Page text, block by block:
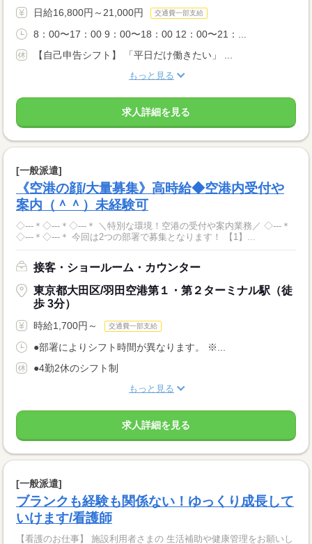
日給16,800円～21,000円 交通費一部支給
8：00〜17：00 9：00〜18：00 12：00〜21：...
【自己申告シフト】 「平日だけ働きたい」 ...
もっと見る
求人詳細を見る
[一般派遣]
《空港の顔/大量募集》高時給◆空港内受付や
案内（＾＾）未経験可
◇‐‐‐＊◇‐‐‐＊◇‐‐‐＊ ＼特別な環境！空港の受付や案内業務／ ◇‐‐‐＊
◇‐‐‐＊◇‐‐‐＊ 今回は2つの部署で募集となります！ 【1】...
接客・ショールーム・カウンター
東京都大田区/羽田空港第１・第２ターミナル駅（徒
歩 3分）
時給1,700円～ 交通費一部支給
●部署によりシフト時間が異なります。 ※...
●4勤2休のシフト制
もっと見る
求人詳細を見る
[一般派遣]
ブランクも経験も関係ない！ゆっくり成長して
いけます/看護師
【看護のお仕事】 施設利用者さまの 生活補助や健康管理をお願いし